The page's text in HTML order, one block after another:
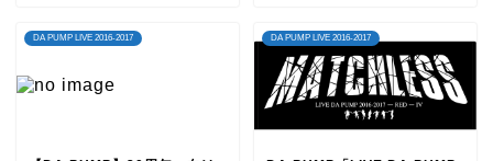
DA PUMP LIVE 2016-2017 DA PUMP LIVE 2016-2017